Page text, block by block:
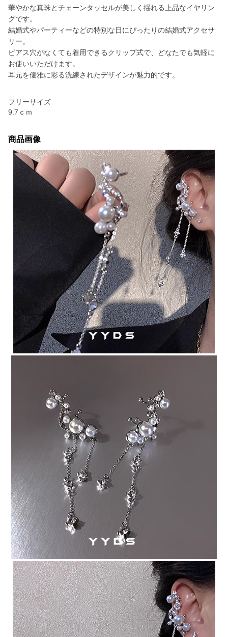
華やかな真珠とチェーンタッセルが美しく揺れる上品なイヤリン
グです。
結婚式やパーティーなどの特別な日にぴったりの結婚式アクセサ
リー。
ピアス穴がなくても着用できるクリップ式で、どなたでも気軽に
お使いいただけます。
耳元を優雅に彩る洗練されたデザインが魅力的です。
フリーサイズ
9.7ｃｍ
商品画像